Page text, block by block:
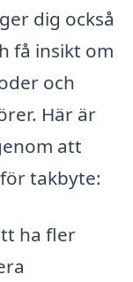
dig också
få insikt om
och
Här är
att
takbyte:
ha fler